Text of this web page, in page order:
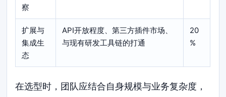
察
扩展与
集成生
态
API开放程度、第三方插件市场、
与现有研发工具链的打通
20
%
在选型时，团队应结合自身规模与业务复杂度，